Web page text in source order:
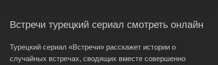
Встречи турецкий сериал смотреть онлайн
Турецкий сериал «Встречи» расскажет истории о
случайных встречах, сводящих вместе совершенно